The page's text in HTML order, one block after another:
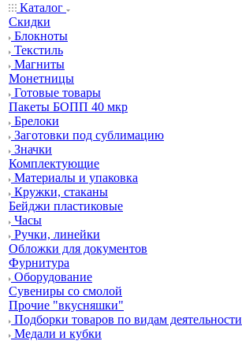
Каталог
Скидки
Блокноты
Текстиль
Магниты
Монетницы
Готовые товары
Пакеты БОПП 40 мкр
Брелоки
Заготовки под сублимацию
Значки
Комплектующие
Материалы и упаковка
Кружки, стаканы
Бейджи пластиковые
Часы
Ручки, линейки
Обложки для документов
Фурнитура
Оборудование
Сувениры со смолой
Прочие "вкусняшки"
Подборки товаров по видам деятельности
Медали и кубки